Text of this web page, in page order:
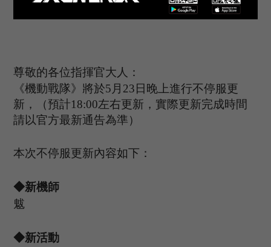
尊敬的各位指揮官大人：
《機動戰隊》將於5 月 23日晚上進行不停服更
新，（預計1 8:00左右更新，實際更新完成時間
請以官方最新通告為準）
本次不停服更新內容如下：
◆新機師
魃
◆新活動